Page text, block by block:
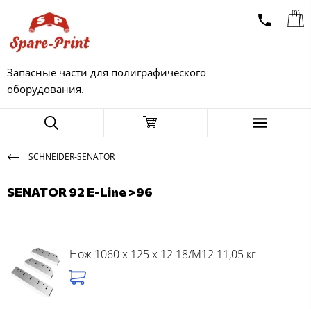
Запасные части для полиграфического
оборудования.
SCHNEIDER-SENATOR
SENATOR 92 E-Line >96
Нож 1060 x 125 x 12 18/M12 11,05 кг